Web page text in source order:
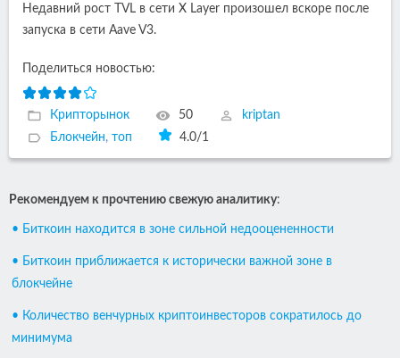
Недавний рост TVL в сети X Layer произошел вскоре после
запуска в сети Aave V3.
Поделиться новостью:
Крипторынок 50
kriptan
Блокчейн, топ 4.0/1
Рекомендуем к прочтению свежую аналитику:
• Биткоин находится в зоне сильной недооцененности
• Биткоин приближается к исторически важной зоне в
блокчейне
• Количество венчурных криптоинвесторов сократилось до
минимума